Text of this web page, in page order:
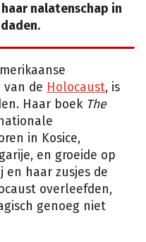
nalatenschap in
van de Holocaust, is
Haar boek The
in Kosice,
en groeide op
en haar zusjes de
overleefden,
genoeg niet